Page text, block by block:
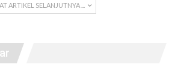
ARTIKEL SELANJUTNYA ...